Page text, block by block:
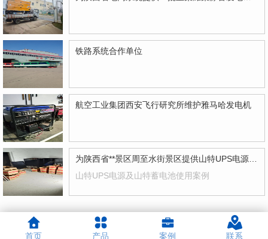
铁路系统合作单位
航空工业集团西安飞行研究所维护雅马哈发电机
山特UPS电源及山特蓄电池使用案例
首页 产品 案例 联系